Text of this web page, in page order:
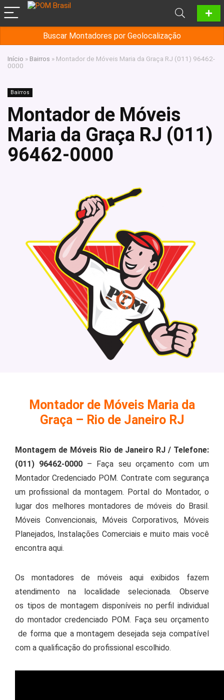
Buscar Montadores por Geolocalização
Início » Bairros » Montador de Móveis Maria da Graça RJ (011) 96462-
0000
Bairros
Montador de Móveis
Maria da Graça RJ (011)
96462-0000
Montador de Móveis Maria da
Graça – Rio de Janeiro RJ
Montagem de Móveis Rio de Janeiro RJ / Telefone:
(011) 96462-0000 – Faça seu orçamento com um
Montador Credenciado POM. Contrate com segurança
um profissional da montagem. Portal do Montador, o
lugar dos melhores montadores de móveis do Brasil.
Móveis Convencionais, Móveis Corporativos, Móveis
Planejados, Instalações Comerciais e muito mais você
encontra aqui.
Os montadores de móveis aqui exibidos fazem
atendimento na localidade selecionada. Observe
os tipos de montagem disponíveis no perfil individual
do montador credenciado POM. Faça seu orçamento
de forma que a montagem desejada seja compatível
com a qualificação do profissional escolhido.